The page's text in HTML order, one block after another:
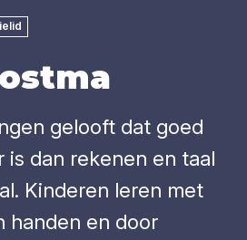
gelooft dat goed
is dan rekenen en taal
Kinderen leren met
handen en door